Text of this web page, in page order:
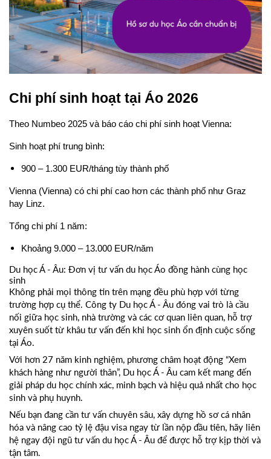
Chi phí sinh hoạt tại Áo 2026
Theo Numbeo 2025 và báo cáo chi phí sinh hoạt Vienna:
Sinh hoạt phí trung bình:
900 – 1.300 EUR/tháng tùy thành phố
Vienna (Vienna) có chi phí cao hơn các thành phố như Graz
hay Linz.
Tổng chi phí 1 năm:
Khoảng 9.000 – 13.000 EUR/năm
Du học Á - Âu: Đơn vị tư vấn du học Áo đồng hành cùng học
sinh
Không phải mọi thông tin trên mạng đều phù hợp với từng
trường hợp cụ thể. Công ty Du học Á - Âu đóng vai trò là cầu
nối giữa học sinh, nhà trường và các cơ quan liên quan, hỗ trợ
xuyên suốt từ khâu tư vấn đến khi học sinh ổn định cuộc sống
tại Áo.
Với hơn 27 năm kinh nghiệm, phương châm hoạt động “Xem
khách hàng như người thân”, Du học Á - Âu cam kết mang đến
giải pháp du học chính xác, minh bạch và hiệu quả nhất cho học
sinh và phụ huynh.
Nếu bạn đang cần tư vấn chuyên sâu, xây dựng hồ sơ cá nhân
hóa và nâng cao tỷ lệ đậu visa ngay từ lần nộp đầu tiên, hãy liên
hệ ngay đội ngũ tư vấn du học Á - Âu để được hỗ trợ kịp thời và
tận tâm.